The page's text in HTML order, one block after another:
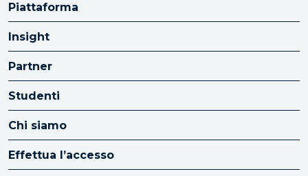
Piattaforma
Insight
Partner
Studenti
Chi siamo
Effettua l’accesso